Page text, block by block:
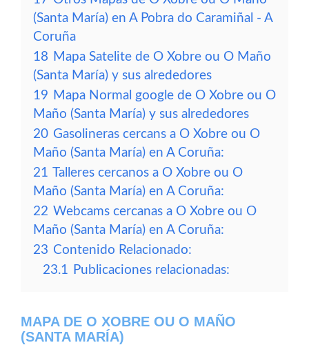
(Santa María) en A Pobra do Caramiñal - A
Coruña
18 Mapa Satelite de O Xobre ou O Maño
(Santa María) y sus alrededores
19 Mapa Normal google de O Xobre ou O
Maño (Santa María) y sus alrededores
20 Gasolineras cercans a O Xobre ou O
Maño (Santa María) en A Coruña:
21 Talleres cercanos a O Xobre ou O
Maño (Santa María) en A Coruña:
22 Webcams cercanas a O Xobre ou O
Maño (Santa María) en A Coruña:
23 Contenido Relacionado:
23.1 Publicaciones relacionadas:
MAPA DE O XOBRE OU O MAÑO
(SANTA MARÍA)